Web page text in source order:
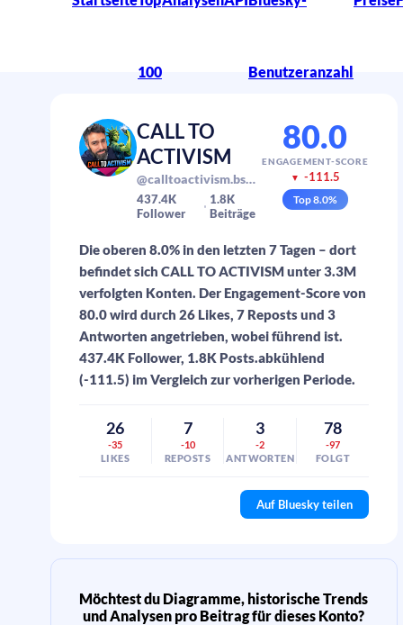
100 Benutzeranzahl
CALL TO
ACTIVISM
@calltoactivism.bsky.social
437.4K
Follower
1.8K
Beiträge
80.0
ENGAGEMENT-SCORE
▼ -111.5
Top8.0%
Die oberen 8.0% in den letzten 7 Tagen – dort
befindet sich CALL TO ACTIVISM unter 3.3M
verfolgten Konten. Der Engagement-Score von
80.0 wird durch 26 Likes, 7 Reposts und 3
Antworten angetrieben, wobei führend ist.
437.4K Follower, 1.8K Posts.abkühlend
(-111.5) im Vergleich zur vorherigen Periode.
26
-35
LIKES
7
-10
REPOSTS
3
-2
ANTWORTEN
78
-97
FOLGT
Auf Bluesky teilen
Möchtest du Diagramme, historische Trends
und Analysen pro Beitrag für dieses Konto?